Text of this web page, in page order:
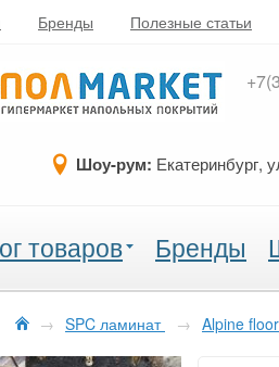
Бренды Полезные статьи
Шоу-рум: Екатеринбург,
товаров Бренды
→ SPC ламинат → Alpine